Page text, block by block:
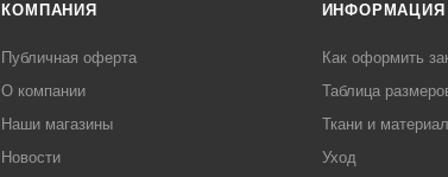
КОМПАНИЯ
Публичная оферта
О компании
Наши магазины
Новости
ИНФОРМАЦИЯ
Как оформить
Таблица
Ткани и
Уход